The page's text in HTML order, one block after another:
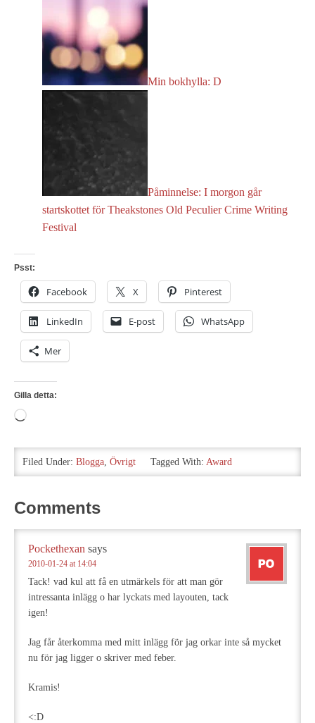
Min bokhylla: D
Påminnelse: I morgon går
startskottet för Theakstones Old Peculier Crime Writing
Festival
Psst:
Facebook X Pinterest
LinkedIn E-post WhatsApp
Mer
Gilla detta:
Laddar
…
Filed Under: Blogga, Övrigt Tagged With: Award
Comments
Pockethexan says
2010-01-24 at 14:04
Tack! vad kul att få en utmärkels för att man gör
intressanta inlägg o har lyckats med layouten, tack
igen!
Jag får återkomma med mitt inlägg för jag orkar inte så mycket
nu för jag ligger o skriver med feber.
Kramis!
<:D